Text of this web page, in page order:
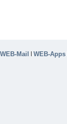
WEB-Mail | WEB-Apps